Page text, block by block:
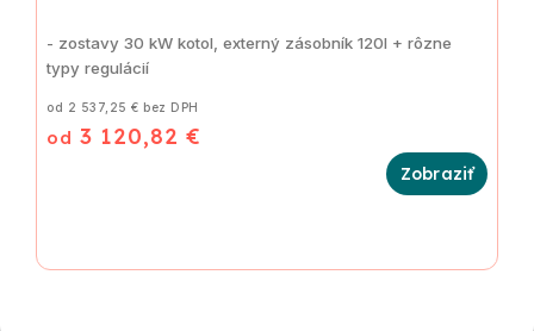
od 2 537,25 € bez DPH
od 3 120,82 €
- zostavy 30 kW kotol, externý zásobník 120l + rôzne
typy regulácií